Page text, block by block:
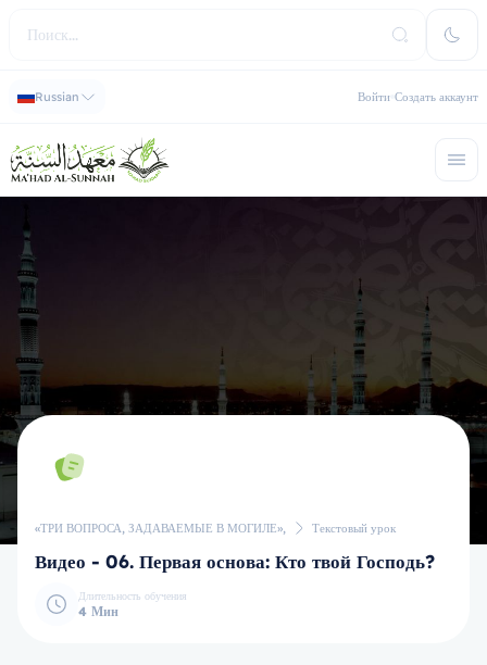
Russian Войти Создать аккаунт
«ТРИ ВОПРОСА, ЗАДАВАЕМЫЕ В МОГИЛЕ», Текстовый урок
Видео - 06. Первая основа: Кто твой Господь?
Длительность обучения
4 Мин